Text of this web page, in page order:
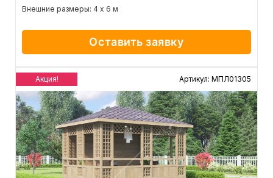
Внешние размеры: 4 х 6 м
Оставить заявку
Акция! Артикул: МПЛ01305